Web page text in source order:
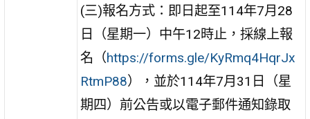
(三)報名方式：即日起至114年7月28
日（星期一）中午12時止，採線上報
名（https://forms.gle/KyRmq4HqrJx
RtmP88），並於114年7月31日（星
期四）前公告或以電子郵件通知錄取